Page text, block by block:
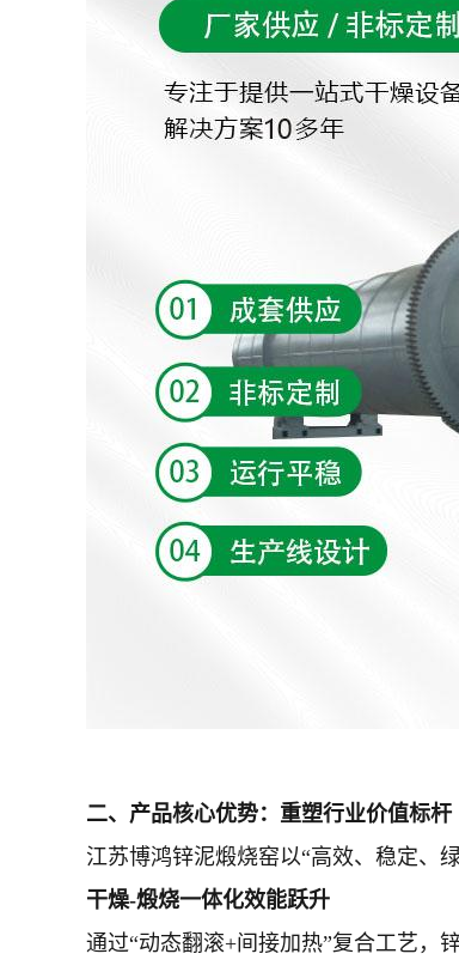
二、产品核心优势：重塑行业价值标杆
江苏博鸿锌泥煅烧窑以“高效、稳定、
干燥-煅烧一体化效能跃升
通过“动态翻滚+间接加热”复合工艺，